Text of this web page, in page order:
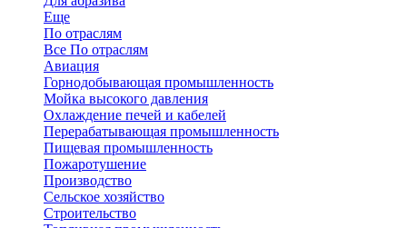
Еще
По отраслям
Все По отраслям
Авиация
Горнодобывающая промышленность
Мойка высокого давления
Охлаждение печей и кабелей
Перерабатывающая промышленность
Пищевая промышленность
Пожаротушение
Производство
Сельское хозяйство
Строительство